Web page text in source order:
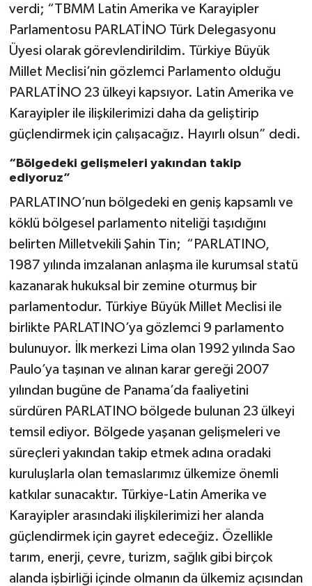
verdi; “TBMM Latin Amerika ve Karayipler
Parlamentosu PARLATİNO Türk Delegasyonu
Üyesi olarak görevlendirildim. Türkiye Büyük
Millet Meclisi’nin gözlemci Parlamento olduğu
PARLATİNO 23 ülkeyi kapsıyor. Latin Amerika ve
Karayipler ile ilişkilerimizi daha da geliştirip
güçlendirmek için çalışacağız. Hayırlı olsun” dedi.
“Bölgedeki gelişmeleri yakından takip
ediyoruz”
PARLATINO’nun bölgedeki en geniş kapsamlı ve
köklü bölgesel parlamento niteliği taşıdığını
belirten Milletvekili Şahin Tin; “PARLATINO,
1987 yılında imzalanan anlaşma ile kurumsal statü
kazanarak hukuksal bir zemine oturmuş bir
parlamentodur. Türkiye Büyük Millet Meclisi ile
birlikte PARLATINO’ya gözlemci 9 parlamento
bulunuyor. İlk merkezi Lima olan 1992 yılında Sao
Paulo’ya taşınan ve alınan karar gereği 2007
yılından bugüne de Panama’da faaliyetini
sürdüren PARLATINO bölgede bulunan 23 ülkeyi
temsil ediyor. Bölgede yaşanan gelişmeleri ve
süreçleri yakından takip etmek adına oradaki
kuruluşlarla olan temaslarımız ülkemize önemli
katkılar sunacaktır. Türkiye-Latin Amerika ve
Karayipler arasındaki ilişkilerimizi her alanda
güçlendirmek için gayret edeceğiz. Özellikle
tarım, enerji, çevre, turizm, sağlık gibi birçok
alanda işbirliği içinde olmanın da ülkemiz açısından